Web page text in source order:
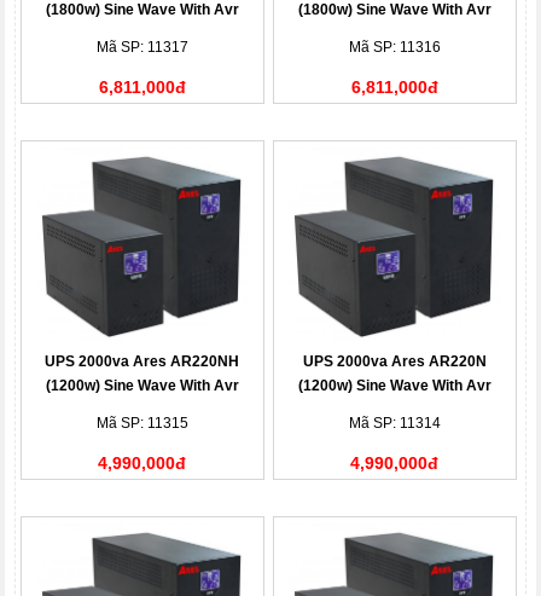
(1800w) Sine Wave With Avr
Mã SP: 11317
6,811,000đ
(1800w) Sine Wave With Avr
Mã SP: 11316
6,811,000đ
UPS 2000va Ares AR220NH
(1200w) Sine Wave With Avr
Mã SP: 11315
4,990,000đ
UPS 2000va Ares AR220N
(1200w) Sine Wave With Avr
Mã SP: 11314
4,990,000đ